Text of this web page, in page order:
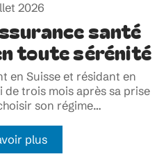
2026
santé
toute sérénité
en Suisse et résidant en
de trois mois après sa prise
son régime…
plus